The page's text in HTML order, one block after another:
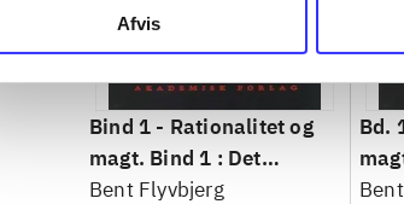
Afvis
Bind 1 - Rationalitet og
magt. Bind 1 : Det
konkretes videnskab
Bent Flyvbjerg
Bd.